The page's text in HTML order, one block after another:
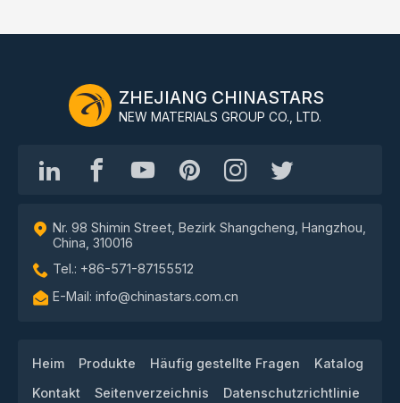
ZHEJIANG CHINASTARS
NEW MATERIALS GROUP CO., LTD.
Nr. 98 Shimin Street, Bezirk Shangcheng, Hangzhou,
China, 310016
Tel.: +86-571-87155512
E-Mail: info@chinastars.com.cn
Heim Produkte Häufig gestellte Fragen
Katalog
Kontakt
Seitenverzeichnis Datenschutzrichtlinie